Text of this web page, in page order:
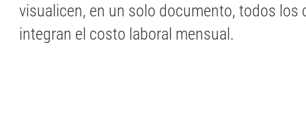
visualicen, en un solo documento, todos los
integran el costo laboral mensual.